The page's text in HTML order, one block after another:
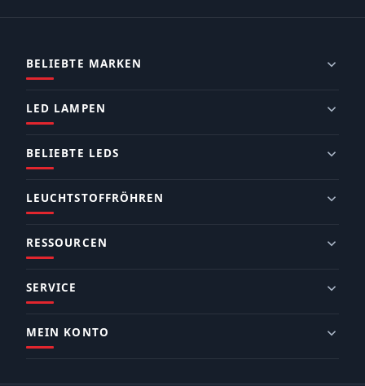
BELIEBTE MARKEN
LED LAMPEN
BELIEBTE LEDS
LEUCHTSTOFFRÖHREN
RESSOURCEN
SERVICE
MEIN KONTO